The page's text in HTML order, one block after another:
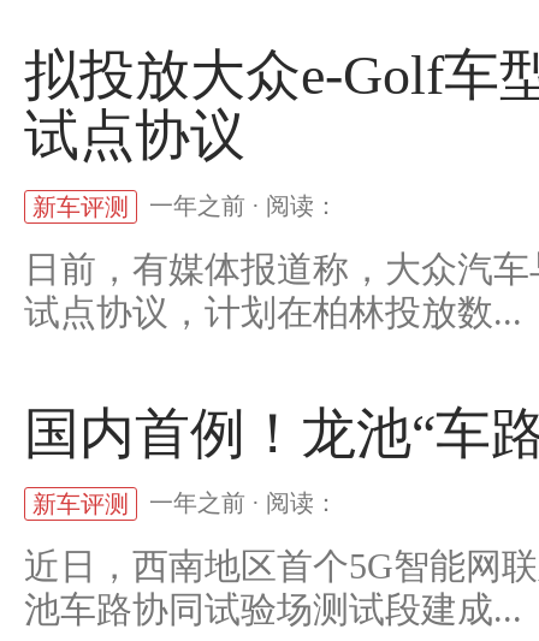
拟投放大众e-Golf车
试点协议
新车评测 一年之前 · 阅读：
日前，有媒体报道称，大众汽
试点协议，计划在柏林投放数...
国内首例！龙池“车
新车评测 一年之前 · 阅读：
近日，西南地区首个5G智能网
池车路协同试验场测试段建成...